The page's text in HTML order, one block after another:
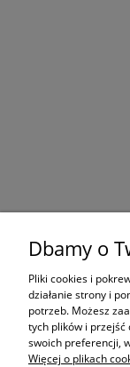
Dbamy o
Pliki cookies i
działanie strony i
potrzeb. Możesz
tych plików i przejść
swoich preferencji,
Więcej o plikach